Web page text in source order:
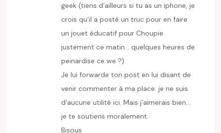
geek (tiens d’ailleurs si tu as un iphone, je
crois qu’il a posté un truc pour en faire
un jouet éducatif pour Choupie
justement ce matin… quelques heures de
peinardise ce we ?)
Je lui forwarde ton post en lui disant de
venir commenter à ma place: je ne suis
d’aucune utilité ici. Mais j’aimerais bien…
je te soutiens moralement.
Bisous